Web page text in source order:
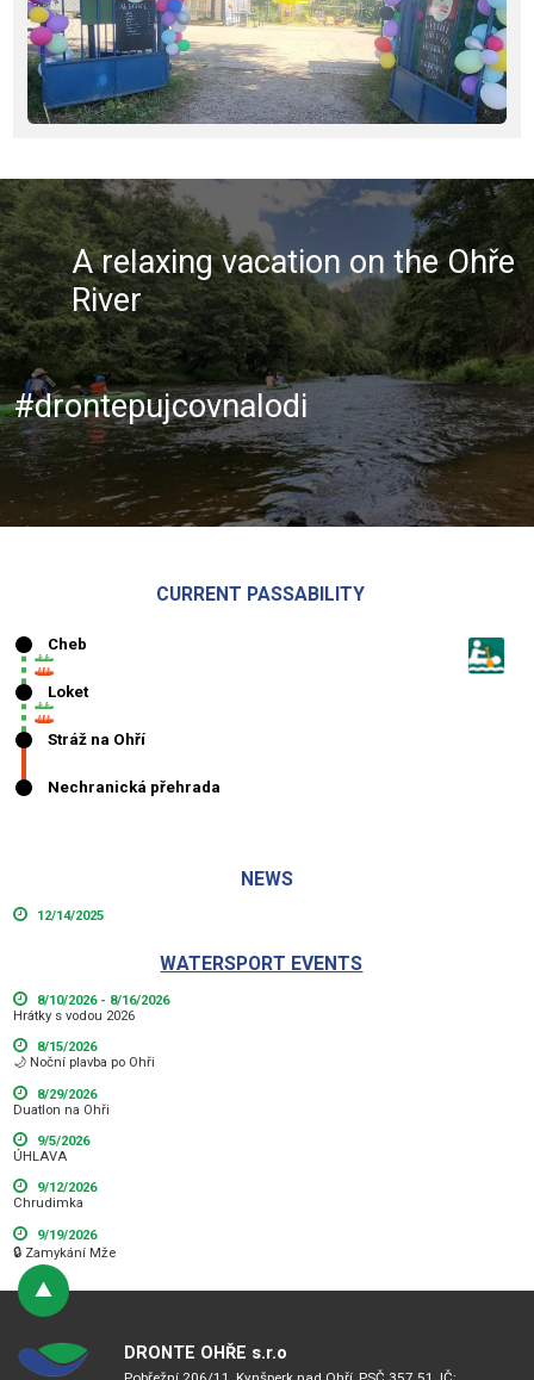
A relaxing vacation on the Ohře
River
#drontepujcovnalodi
CURRENT PASSABILITY
NEWS
12/14/2025
WATERSPORT EVENTS
8/10/2026 - 8/16/2026
Hrátky s vodou 2026
8/15/2026
🌙 Noční plavba po Ohři
8/29/2026
Duatlon na Ohři
9/5/2026
ÚHLAVA
9/12/2026
Chrudimka
9/19/2026
🔒 Zamykání Mže
DRONTE OHŘE s.r.o